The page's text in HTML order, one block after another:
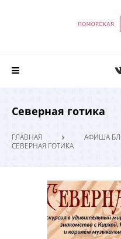
Северная готика
ГЛАВНАЯ
АФИША
СЕВЕРНАЯ ГОТИКА